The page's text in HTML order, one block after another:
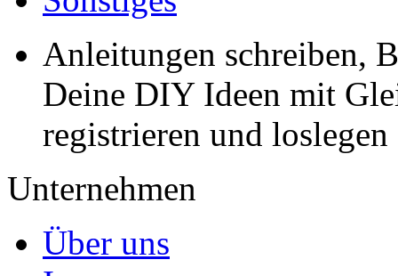
Anleitungen schreiben,
Deine DIY Ideen mit
registrieren und loslegen
Unternehmen
Über uns